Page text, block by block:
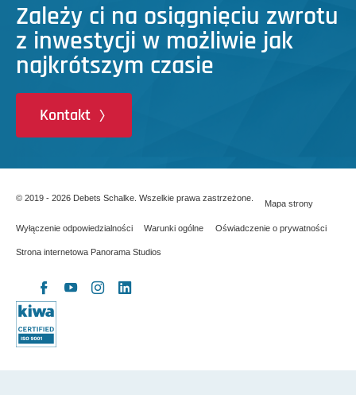
Zależy ci na osiągnięciu zwrotu
z inwestycji w możliwie jak
najkrótszym czasie
Kontakt
© 2019 - 2026 Debets Schalke. Wszelkie prawa zastrzeżone.
Mapa strony
Wyłączenie odpowiedzialności Warunki ogólne Oświadczenie o prywatności
Strona internetowa Panorama Studios
Facebook
YouTubeInstagramLinkedIn